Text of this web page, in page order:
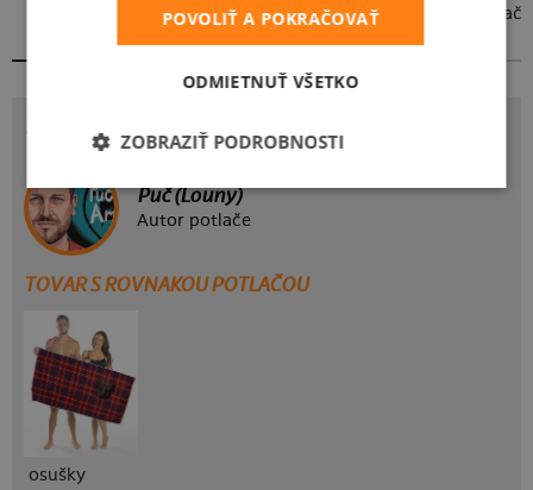
Kakat-du Bez potlače
POTLAČ
Puč (Louny)
Autor potlače
TOVAR S ROVNAKOU POTLAČOU
osušky
POVOLIŤ A POKRAČOVAŤ
ODMIETNUŤ VŠETKO
ZOBRAZIŤ PODROBNOSTI